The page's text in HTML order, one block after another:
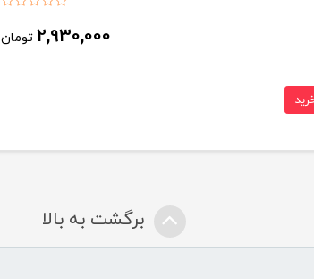
2,930,000 تومان
برگشت به بالا